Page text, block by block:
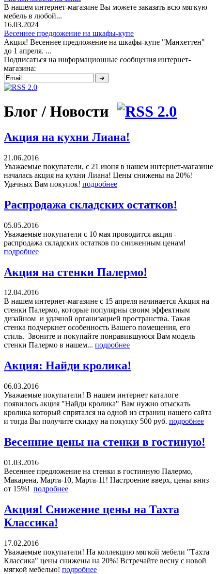
В нашем интернет-магазине Вы можете заказать всю мягкую
мебель в любой...
16.03.2024
Весеннее предложение на шкафы-купе
Акция! Весеннее предложение на шкафы-купе "Манхеттен"
до 1 апреля. ...
Подписаться на информационные сообщения интернет-
магазина:
Блог / Новости
Акция на кухни Лиана!
21.06.2016
Уважаемые покупатели, с 21 июня в нашем интернет-магазине
началась акция на кухни Лиана! Цены снижены на 20%!
Удачных Вам покупок! подробнее
Распродажа складских остатков!
05.05.2016
Уважаемые покупатели с 10 мая проводится акция -
распродажа складских остатков по сниженным ценам!
подробнее
Акция на стенки Палермо!
12.04.2016
В нашем интернет-магазине с 15 апреля начинается Акция на
стенки Палермо, которые популярны своим эффектным
дизайном и удачной организацией пространства. Такая
стенка подчеркнет особенность Вашего помещения, его
стиль. Звоните и покупайте понравившуюся Вам модель
стенки Палермо в нашем... подробнее
Акция: Найди кролика!
06.03.2016
Уважаемые покупатели! В нашем интернет каталоге
появилось акция "Найди кролика" Вам нужно отыскать
кролика который спрятался на одной из страниц нашего сайта
и тогда Вы получите скидку на покупку 500 руб. подробнее
Весенние цены на стенки в гостиную!
01.03.2016
Весеннее предложение на стенки в гостинную Палермо,
Макарена, Марта-10, Марта-11! Настроение вверх, цены вниз
от 15%! подробнее
Акция! Снижение цены на Тахта
Классика!
17.02.2016
Уважаемые покупатели! На коллекцию мягкой мебели "Тахта
Классика" цены снижены на 20%! Встречайте весну с новой
мягкой мебелью! подробнее